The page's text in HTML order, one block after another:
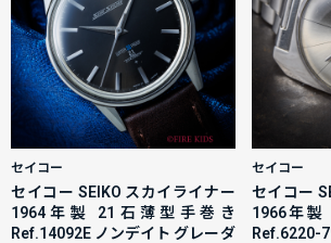
セイコー
セイコー SEIKO スカイライナー
1964年製 21石薄型手巻き
Ref.14092E ノンデイト グレーダ
セイコー
セイコー
1966年
Ref.6220-